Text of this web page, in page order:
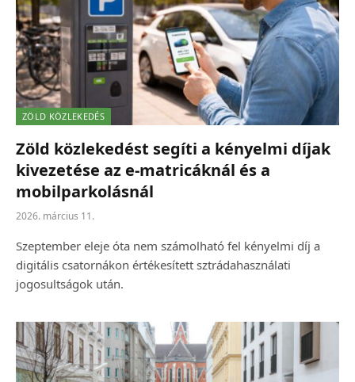
ZÖLD KÖZLEKEDÉS
Zöld közlekedést segíti a kényelmi díjak
kivezetése az e-matricáknál és a
mobilparkolásnál
2026. március 11.
Szeptember eleje óta nem számolható fel kényelmi díj a
digitális csatornákon értékesített sztrádahasználati
jogosultságok után.